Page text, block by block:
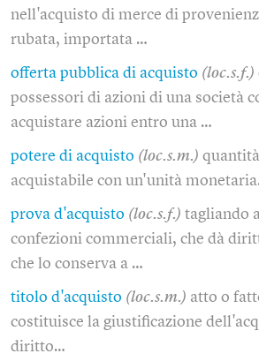
nell'acquisto di merce di
rubata, importata …
offerta pubblica di acquisto (loc.s.f.)
possessori di azioni di una società
acquistare azioni entro una …
potere di acquisto (loc.s.m.)
acquistabile con un'unità
prova d'acquisto (loc.s.f.) tagliando
confezioni commerciali, che dà
che lo conserva a …
titolo d'acquisto (loc.s.m.) atto o
costituisce la giustificazione
diritto…